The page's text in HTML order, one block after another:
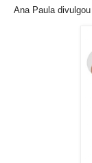
Ana Paula